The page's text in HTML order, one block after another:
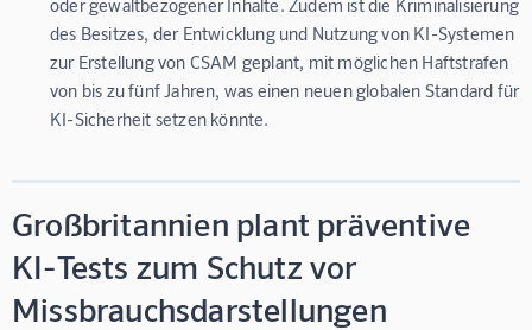
oder gewaltbezogener Inhalte. Zudem ist die Kriminalisierung
des Besitzes, der Entwicklung und Nutzung von KI-Systemen
zur Erstellung von CSAM geplant, mit möglichen Haftstrafen
von bis zu fünf Jahren, was einen neuen globalen Standard für
KI-Sicherheit setzen könnte.
Großbritannien plant präventive
KI-Tests zum Schutz vor
Missbrauchsdarstellungen